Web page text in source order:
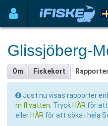
Glissjöberg-
Om Fiskekort Rapporter
Just nu visas rapporter
m fl vatten . Tryck HÄR för att
eller HÄR för att söka i hela